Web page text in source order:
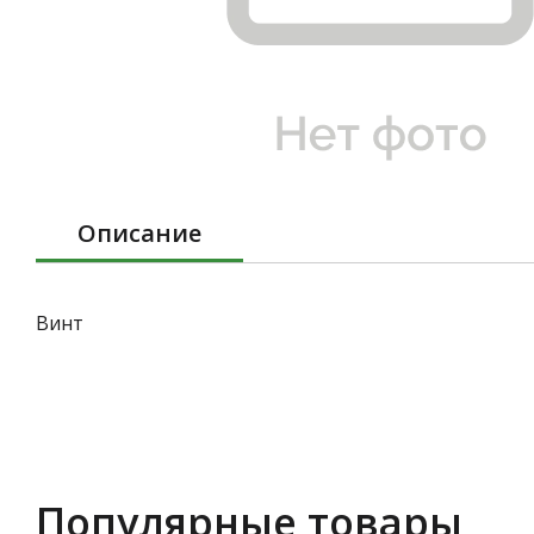
Описание
Винт
Популярные товары